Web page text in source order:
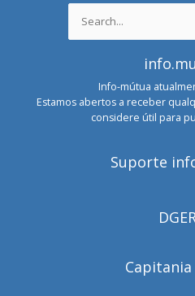
Search
for:
Info-mútua
Estamos abertos a receber
considere útil para
Suporte